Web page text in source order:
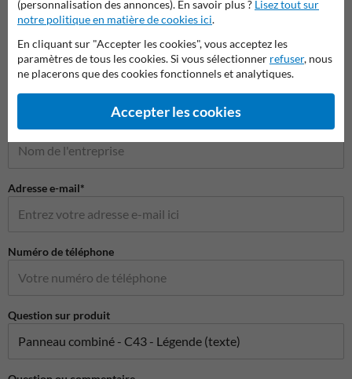
Poser votre question à Panneausignalisation.be
Nom*
Nom de l'entreprise
Adresse e-mail*
Numéro de téléphone
Question sur produit
(personnalisation des annonces). En savoir plus ? Lisez tout sur
notre politique en matière de cookies ici.
En cliquant sur "Accepter les cookies", vous acceptez les
paramètres de tous les cookies. Si vous sélectionner refuser, nous
ne placerons que des cookies fonctionnels et analytiques.
Accepter les cookies